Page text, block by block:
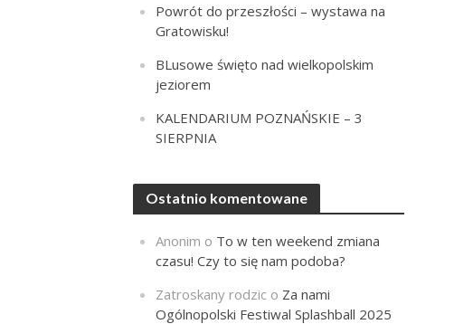
Powrót do przeszłości – wystawa na
Gratowisku!
BLusowe święto nad wielkopolskim
jeziorem
KALENDARIUM POZNAŃSKIE – 3
SIERPNIA
Ostatnio komentowane
Anonim o To w ten weekend zmiana
czasu! Czy to się nam podoba?
Zatroskany rodzic o Za nami
Ogólnopolski Festiwal Splashball 2025